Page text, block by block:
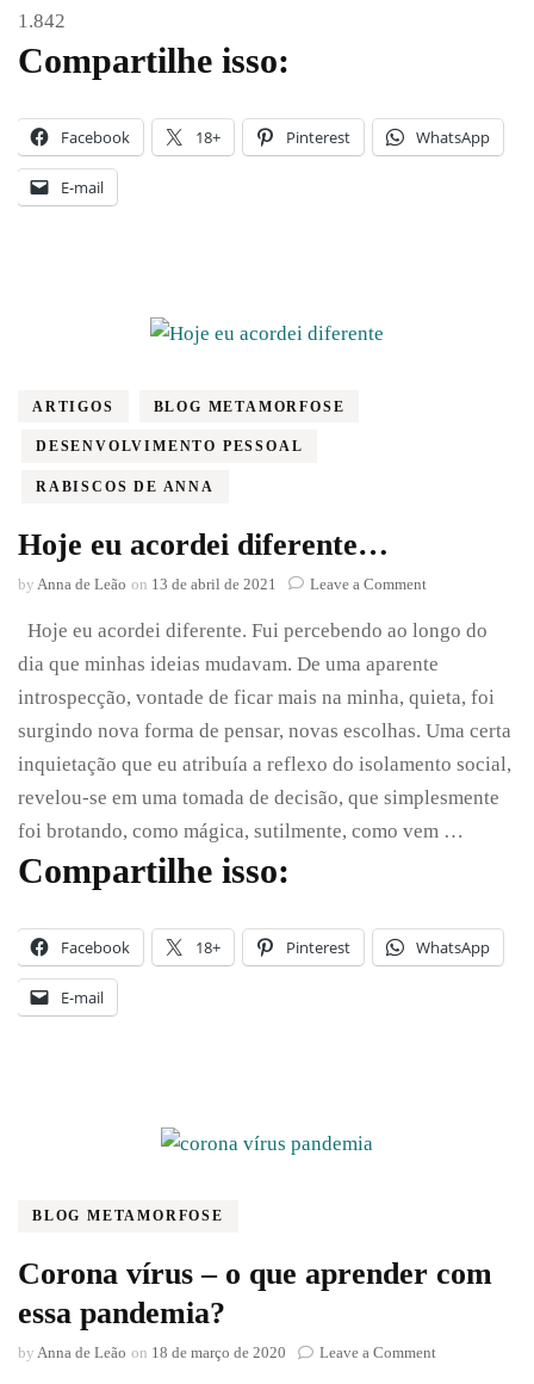
1.842
Compartilhe isso:
Facebook 18+ Pinterest WhatsApp
E-mail
ARTIGOS BLOG METAMORFOSE
DESENVOLVIMENTO PESSOAL
RABISCOS DE ANNA
Hoje eu acordei diferente…
by Anna de Leão on 13 de abril de 2021 Leave a Commenton
eu
Hoje eu acordei diferente. Fui percebendo ao longo do
dia que minhas ideias mudavam. De uma aparente
introspecção, vontade de ficar mais na minha, quieta, foi
surgindo nova forma de pensar, novas escolhas. Uma certa
inquietação que eu atribuía a reflexo do isolamento social,
revelou-se em uma tomada de decisão, que simplesmente
foi brotando, como mágica, sutilmente, como vem …
Compartilhe isso:
Facebook 18+ Pinterest WhatsApp
E-mail
BLOG METAMORFOSE
Corona vírus – o que aprender com
essa pandemia?
by Anna de Leão on 18 de março de 2020 Leave a Commenton